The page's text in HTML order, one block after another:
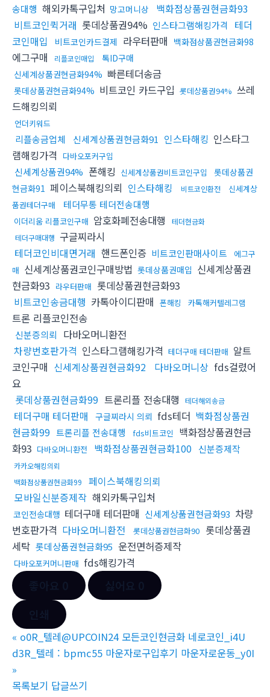
송대행 해외카톡구입처 망고머니상
백화점상품권현금화93
비트코인퀵거래 롯데상품권94% 인스타그램해킹가격
테더
코인매입
비트코인카드결제 라우터판매 백화점상품권현금화98
에그구매 리플코인매입
톡ID구매
신세계상품권현금화94% 빠른테더송금
롯데상품권현금화94% 비트코인 카드구입 롯데상품권94% 쓰레
드해킹의뢰
언더키워드
리플송금업체 신세계상품권현금화91 인스타해킹 인스타그
램해킹가격
다바오포커구입
신세계상품권94% 폰해킹 신세계상품권비트코인구입
롯데상품권
현금화91 페이스북해킹의뢰 인스타해킹 비트코인환전
신세계상
품권테더구매
테더무통 테더전송대행
이더리움 리플코인구매 암호화폐전송대행
테더현금화
테더구매대행 구글찌라시
테더코인비대면거래 핸드폰인증 비트코인판매사이트
에그구
매 신세계상품권코인구매방법 롯데상품권매입 신세계상품권
현금화93 라우터판매 롯데상품권현금화93
비트코인송금대행 카톡아이디판매 폰해킹 카톡해커텔레그램
트론 리플코인전송
신분증의뢰
다바오머니환전
차량번호판가격 인스타그램해킹가격 테더구매 테더판매 알트
코인구매 신세계상품권현금화92 다바오머니상 fds걸렸어
요
롯데상품권현금화99 트론리플 전송대행 테더해외송금
테더구매 테더판매 구글찌라시 의뢰 fds테더 백화점상품권
현금화99 트론리플 전송대행 fds비트코인
백화점상품권현금
화93 다바오머니환전 백화점상품권현금화100 신분증제작
카카오해킹의뢰
백화점상품권현금화99
페이스북해킹의뢰
모바일신분증제작 해외카톡구입처
코인전송대행 테더구매 테더판매 신세계상품권현금화93 차량
번호판가격 다바오머니환전 롯데상품권현금화90 롯데상품권
세탁 롯데상품권현금화95 운전면허증제작
다바오포커머니판매 fds해킹가격
« o0R_텔레@UPCOIN24 모든코인현금화 네로코인_i4U
d3R_텔레 : bpmc55 마운자로구입후기 마운자로운동_y0I
»
목록보기 답글쓰기